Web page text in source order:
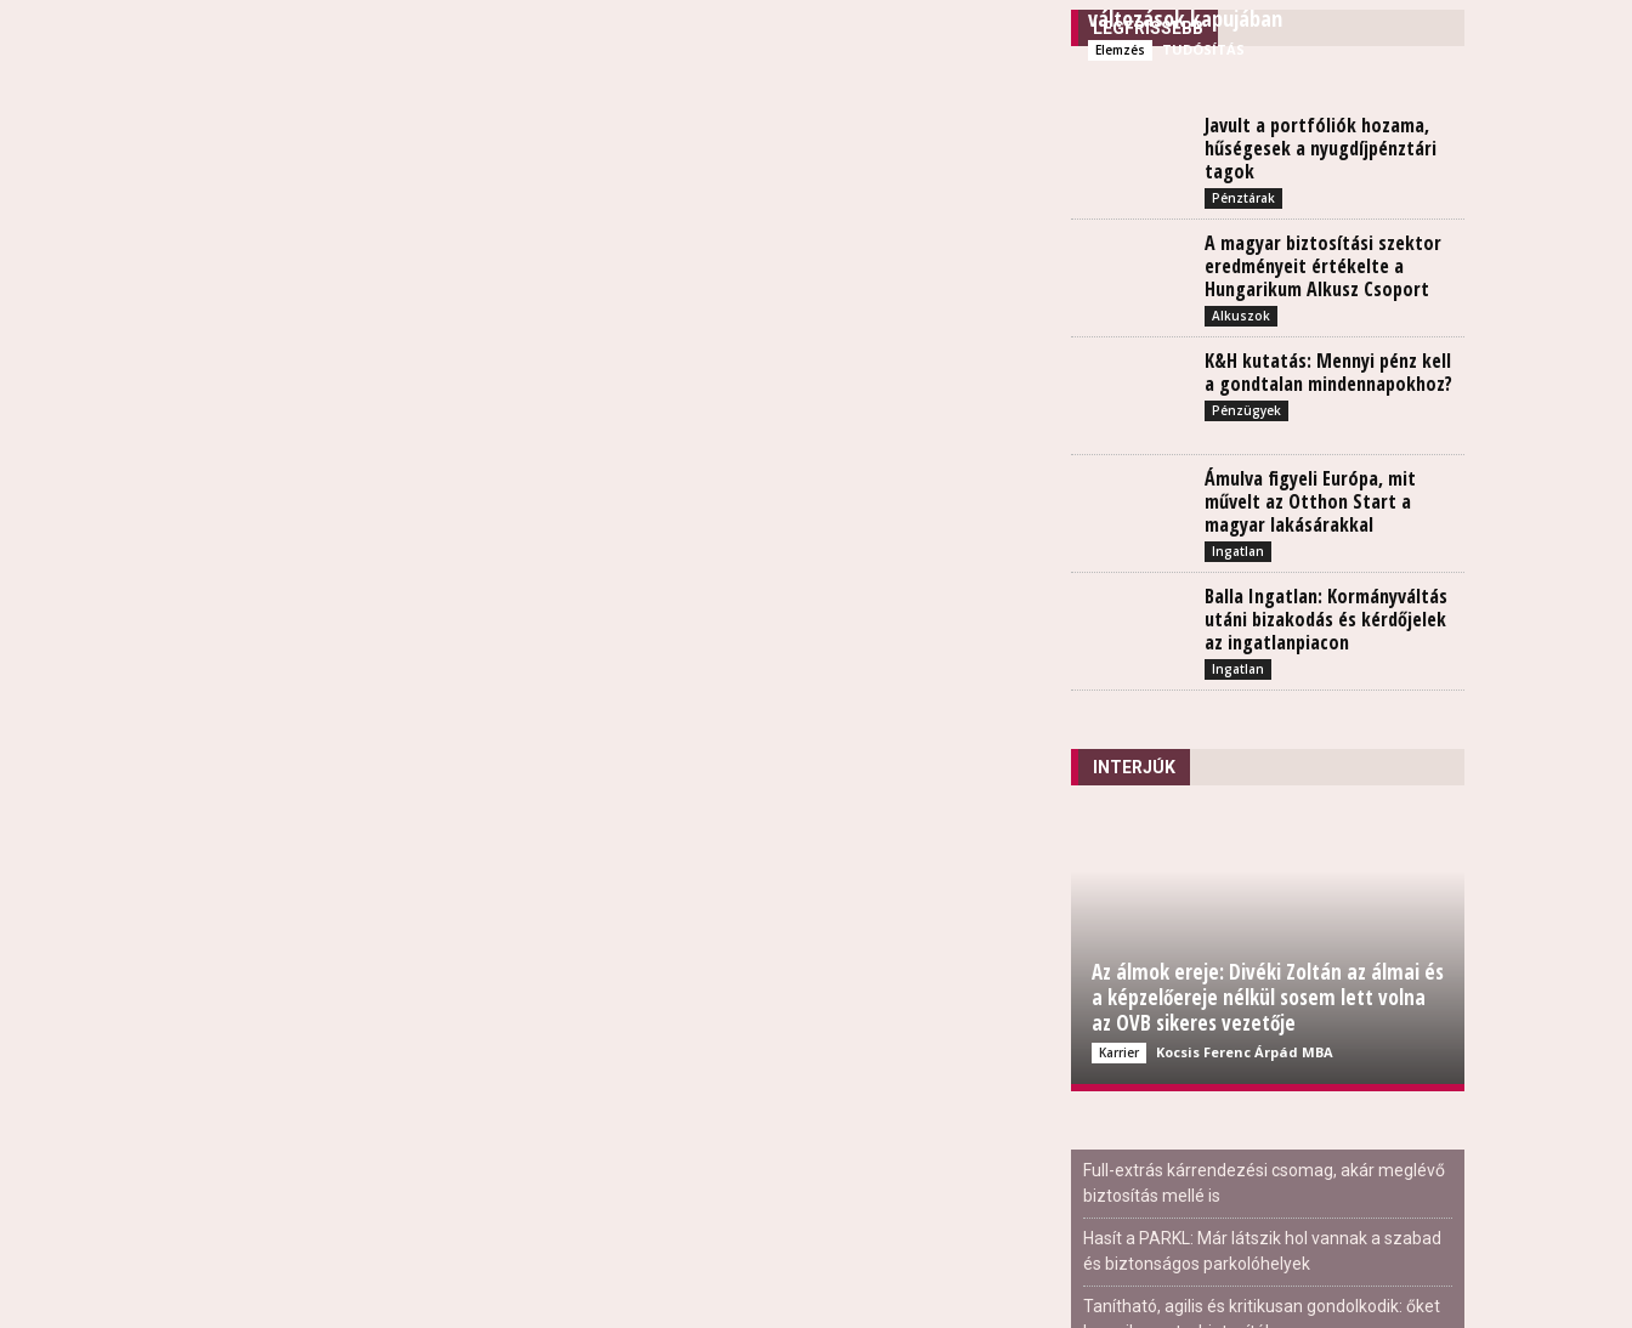
LEGFRISSEBB
változások kapujában
Elemzés TUDÓSÍTÁS
Javult a portfóliók hozama,
hűségesek a nyugdíjpénztári
tagok
Pénztárak
A magyar biztosítási szektor
eredményeit értékelte a
Hungarikum Alkusz Csoport
Alkuszok
K&H kutatás: Mennyi pénz kell
a gondtalan mindennapokhoz?
Pénzügyek
Ámulva figyeli Európa, mit
művelt az Otthon Start a
magyar lakásárakkal
Ingatlan
Balla Ingatlan: Kormányváltás
utáni bizakodás és kérdőjelek
az ingatlanpiacon
Ingatlan
INTERJÚK
Az álmok ereje: Divéki Zoltán az álmai és
a képzelőereje nélkül sosem lett volna
az OVB sikeres vezetője
Karrier Kocsis Ferenc Árpád MBA
Full-extrás kárrendezési csomag, akár meglévő
biztosítás mellé is
Hasít a PARKL: Már látszik hol vannak a szabad
és biztonságos parkolóhelyek
Tanítható, agilis és kritikusan gondolkodik: őket